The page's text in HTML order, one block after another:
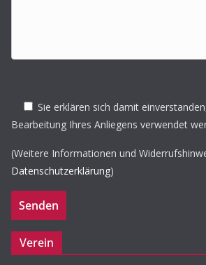
Sie erklären sich damit
Bearbeitung Ihres Anliegens verwendet
(Weitere Informationen und
Datenschutzerklärung)
Verein